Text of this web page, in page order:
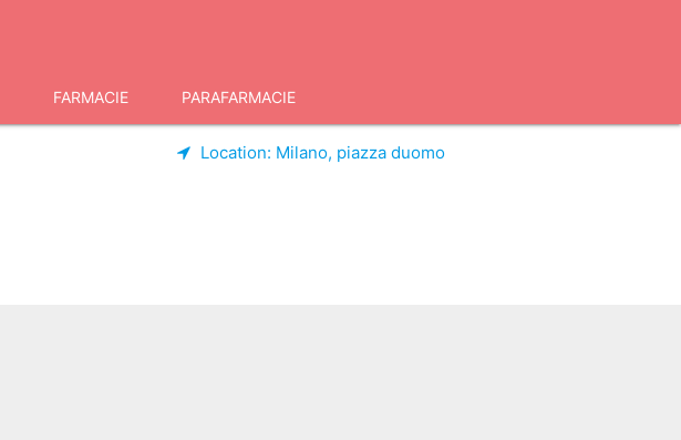
FARMACIE PARAFARMACIE
Location: Milano, piazza duomo